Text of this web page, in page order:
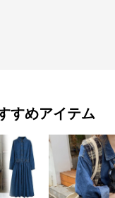
すめアイテム